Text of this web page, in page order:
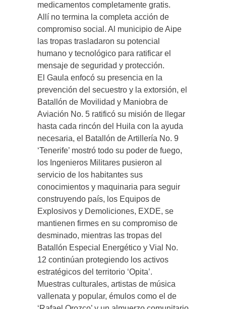
medicamentos completamente gratis.
Allí no termina la completa acción de
compromiso social. Al municipio de Aipe
las tropas trasladaron su potencial
humano y tecnológico para ratificar el
mensaje de seguridad y protección.
El Gaula enfocó su presencia en la
prevención del secuestro y la extorsión, el
Batallón de Movilidad y Maniobra de
Aviación No. 5 ratificó su misión de llegar
hasta cada rincón del Huila con la ayuda
necesaria, el Batallón de Artillería No. 9
‘Tenerife’ mostró todo su poder de fuego,
los Ingenieros Militares pusieron al
servicio de los habitantes sus
conocimientos y maquinaria para seguir
construyendo país, los Equipos de
Explosivos y Demoliciones, EXDE, se
mantienen firmes en su compromiso de
desminado, mientras las tropas del
Batallón Especial Energético y Vial No.
12 continúan protegiendo los activos
estratégicos del territorio ‘Opita’.
Muestras culturales, artistas de música
vallenata y popular, émulos como el de